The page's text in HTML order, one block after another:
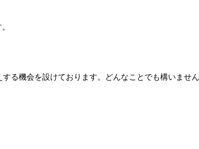
る機会を設けております。どんなことでも構いませ